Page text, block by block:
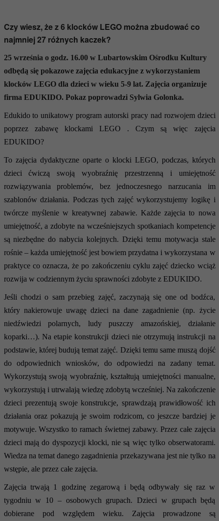
Czy wiesz, że z 6 klocków LEGO można zbudować co
najmniej 27 różnych kaczek?
25 września o godz. 16.00 w Lubartowskim Ośrodku Kultury
odbędą się pokazowe zajęcia edukacyjne z wykorzystaniem
klocków LEGO dla dzieci w wieku 5-9 lat. Zajęcia organizuje
firma EDUKIDO. Pokaz poprowadzi Sylwia Golonka.
Edukido to unikatowy program autorski pracy nad rozwojem dzieci
poprzez zabawę klockami LEGO . Czym są więc zajęcia
EDUKIDO?
To zajęcia dydaktyczne oparte o klocki LEGO, podczas, których
dzieci ćwiczą swoją wyobraźnię przestrzenną i umiejętność
rozwiązywania problemów, bez jednoczesnego narzucania im
szablonów działania. Podczas tych zajęć wykorzystujemy logikę i
twórcze myślenie w kreatywnej zabawie. Każde zajęcia to nowa
umiejętność, a zdobyte na wcześniejszych spotkaniach kompetencje
są niezbędne do nabycia kolejnych. Dzięki temu motywacja stale
rośnie – każda umiejętność jest bowiem przydatna i wykorzystana w
praktyce co oznacza, że po zakończeniu cyklu zajęć dziecko wciąż
rozwija w codziennym życiu sprawności zdobyte z EDUKIDO.
Jeśli chodzi o sam przebieg zajęć, zaczynają się one od bodźca,
który nakierowuje uwagę dzieci na dane zagadnienie (np. życie
niedźwiedzi polarnych, ludy puszczy amazońskiej, działanie
koparki…). Na etapie konstrukcji dzieci nie otrzymują instrukcji na
podstawie, której budują temat zajęć. Dzięki temu same muszą dojść
do odpowiednich wniosków, do odpowiedzi na zadany temat.
Wykorzystują swoją wyobraźnię, kształtują umiejętności manualne,
wykorzystują i utrwalają wiedzę zdobytą wcześniej. Na zakończenie
dzieci prezentują swoje konstrukcje, sprawdzają prawidłowość ich
działania oraz pokazują je swoim rodzicom, co jeszcze bardziej je
motywuje. Wszystko to ramach świetnej zabawy. Przez całe zajęcia
dzieci mają do dyspozycji klocki, nie są więc tylko obserwatorami.
Wiedza na temat danego zagadnienia przekazywana jest nie tylko na
wstępie, ale przez całe zajęcia.
Zajęcia trwają 1 godzinę zegarową i będą odbywały się raz w
tygodniu w 10 – osobowych grupach. Dzieci w grupach będą
dobierane pod względem wieku. Zajęcia prowadzone są